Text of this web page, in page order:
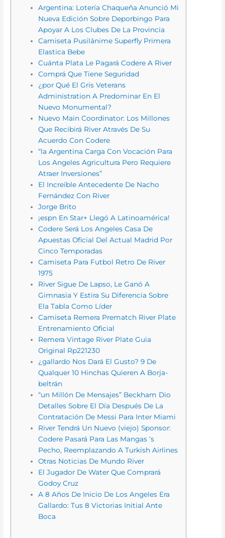
Argentina: Lotería Chaqueña Anunció Mi
Nueva Edición Sobre Deporbingo Para
Apoyar A Los Clubes De La Provincia
Camiseta Pusilánime Superfly Primera
Elastica Bebe
Cuánta Plata Le Pagará Codere A River
Comprá Que Tiene Seguridad
¿por Qué El Gris Veterans
Administration A Predominar En El
Nuevo Monumental?
Nuevo Main Coordinator: Los Millones
Que Recibirá River Através De Su
Acuerdo Con Codere
“la Argentina Carga Con Vocación Para
Los Angeles Agricultura Pero Requiere
Atraer Inversiones”
El Increíble Antecedente De Nacho
Fernández Con River
Jorge Brito
¡espn En Star+ Llegó A Latinoamérica!
Codere Será Los Angeles Casa De
Apuestas Oficial Del Actual Madrid Por
Cinco Temporadas
Camiseta Para Futbol Retro De River
1975
River Sigue De Lapso, Le Ganó A
Gimnasia Y Estira Su Diferencia Sobre
Ela Tabla Como Líder
Camiseta Remera Prematch River Plate
Entrenamiento Oficial
Remera Vintage River Plate Guia
Original Rp221230
¿gallardo Nos Dará El Gusto? 9 De
Qualquer 10 Hinchas Quieren A Borja-
beltrán
“un Millón De Mensajes” Beckham Dio
Detalles Sobre El Día Después De La
Contratación De Messi Para Inter Miami
River Tendrá Un Nuevo (viejo) Sponsor:
Codere Pasará Para Las Mangas ‘s
Pecho, Reemplazando A Turkish Airlines
Otras Noticias De Mundo River
El Jugador De Water Que Comprará
Godoy Cruz
A 8 Años De Inicio De Los Angeles Era
Gallardo: Tus 8 Victorias Initial Ante
Boca